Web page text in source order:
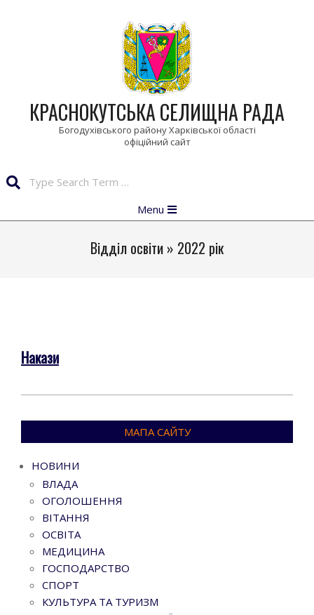
КРАСНОКУТСЬКА СЕЛИЩНА РАДА
Богодухівського району Харківської області
Navigation
Menu
Відділ освіти » 2022 рік
Накази
01-
МАПА САЙТУ
НОВИНИ
ВЛАДА
ОГОЛОШЕННЯ
ВІТАННЯ
ОСВІТА
МЕДИЦИНА
ГОСПОДАРСТВО
СПОРТ
КУЛЬТУРА ТА ТУРИЗМ